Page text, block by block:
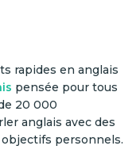
rapides en anglais
pensée pour tous
20 000
anglais avec des
personnels.